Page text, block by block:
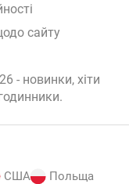
сайту
- новинки, хіти
.
США Польща